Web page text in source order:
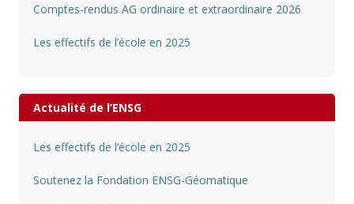
Comptes-rendus AG ordinaire et extraordinaire 2026
Les effectifs de l’école en 2025
Actualité de l’ENSG
Les effectifs de l’école en 2025
Soutenez la Fondation ENSG-Géomatique